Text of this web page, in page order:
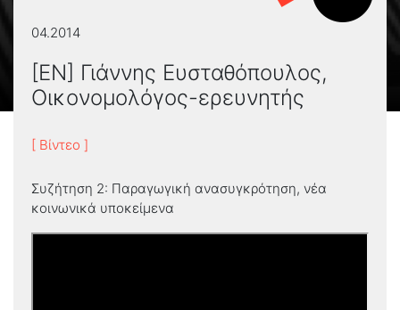
04.2014
[EN] Γιάννης Ευσταθόπουλος,
Οικονομολόγος-ερευνητής
[ Βίντεο ]
Συζήτηση 2: Παραγωγική ανασυγκρότηση, νέα
κοινωνικά υποκείμενα